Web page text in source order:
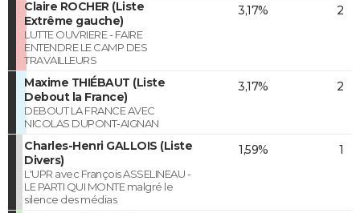
Claire ROCHER (Liste
Extrême gauche)
LUTTE OUVRIERE - FAIRE
ENTENDRE LE CAMP DES
TRAVAILLEURS
3,17% 2
Maxime THIÉBAUT (Liste
Debout la France)
DEBOUT LA FRANCE AVEC
NICOLAS DUPONT-AIGNAN
3,17% 2
Charles-Henri GALLOIS (Liste
Divers)
L'UPR avec François ASSELINEAU -
LE PARTI QUI MONTE malgré le
silence des médias
1,59% 1